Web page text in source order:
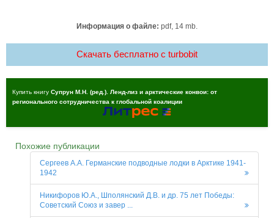
Информация о файле: pdf, 14 mb.
Скачать бесплатно c turbobit
Купить книгу Супрун М.Н. (ред.). Ленд-лиз и арктические конвои: от
регионального сотрудничества к глобальной коалиции
Похожие публикации
Сергеев А.А. Германские подводные лодки в Арктике 1941-
1942
Никифоров Ю.А., Шполянский Д.В. и др. 75 лет Победы:
Советский Союз и завер ...